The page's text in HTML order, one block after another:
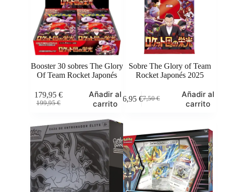
Booster 30 sobres The Glory
Of Team Rocket Japonés
199,95€
El
original
era:
199,95 €.
179,95 €
El
es:
179,95 €.
Añadir al
carrito
Sobre The Glory of Team
Rocket Japonés 2025
7,50€
El
7,50 €.
6,95 €El
6,95 €.
Añadir al
carrito